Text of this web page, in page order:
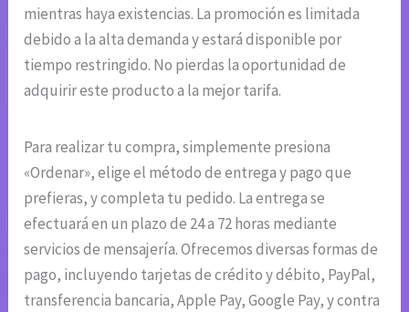
mientras haya existencias. La promoción es limitada
debido a la alta demanda y estará disponible por
tiempo restringido. No pierdas la oportunidad de
adquirir este producto a la mejor tarifa.
Para realizar tu compra, simplemente presiona
«Ordenar», elige el método de entrega y pago que
prefieras, y completa tu pedido. La entrega se
efectuará en un plazo de 24 a 72 horas mediante
servicios de mensajería. Ofrecemos diversas formas de
pago, incluyendo tarjetas de crédito y débito, PayPal,
transferencia bancaria, Apple Pay, Google Pay, y contra